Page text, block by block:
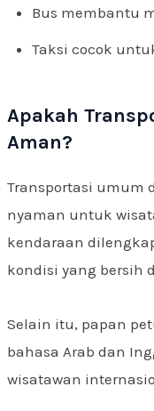
Bus membantu
Taksi cocok
Apakah
Aman?
Transportasi umum
nyaman untuk
kendaraan
kondisi yang bersih
Selain itu, papan
bahasa Arab dan
wisatawan